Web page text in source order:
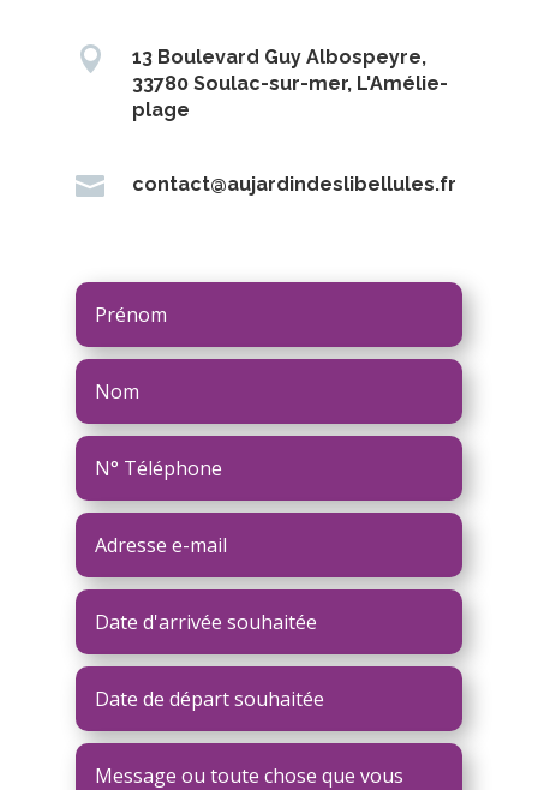

13 Boulevard Guy Albospeyre,
33780 Soulac-sur-mer, L'Amélie-
plage
 contact@aujardindeslibellules.fr